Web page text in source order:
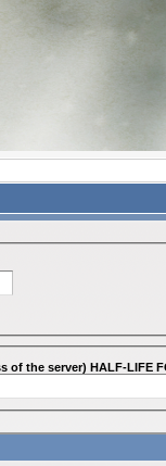
of the server) HALF-LIFE